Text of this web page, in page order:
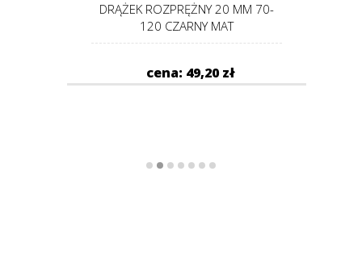
DRĄŻEK ROZPRĘŻNY 20 MM 70-
120 CZARNY MAT
cena: 49,20 zł